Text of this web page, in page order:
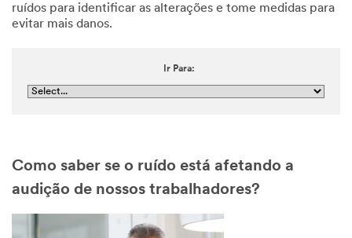
ruídos para identificar as alterações e tome medidas para
evitar mais danos.
Ir Para:
Como saber se o ruído está afetando a
audição de nossos trabalhadores?